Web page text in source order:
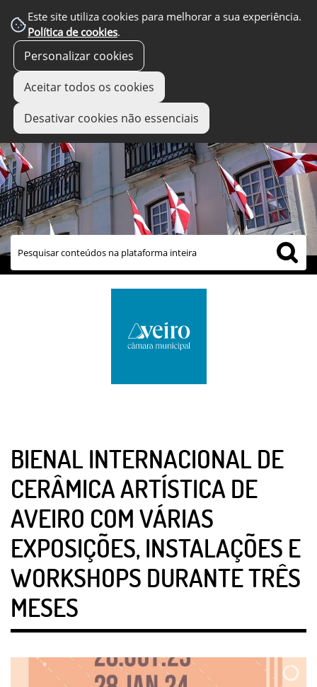
Este site utiliza cookies para melhorar a sua experiência.
Política de cookies.
Personalizar cookies
Aceitar todos os cookies
Desativar cookies não essenciais
links úteis
BIENAL INTERNACIONAL DE
CERÂMICA ARTÍSTICA DE
AVEIRO COM VÁRIAS
EXPOSIÇÕES, INSTALAÇÕES E
WORKSHOPS DURANTE TRÊS
MESES